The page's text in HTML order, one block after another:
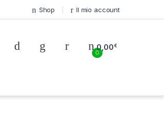
Shop Il mio account
0
0,00€